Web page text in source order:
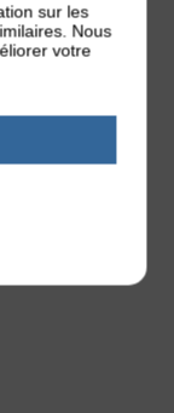
relative à
sur les
Nous
votre